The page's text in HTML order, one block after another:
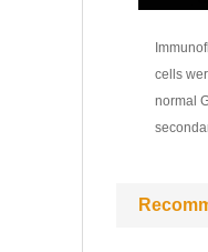
cells
normal